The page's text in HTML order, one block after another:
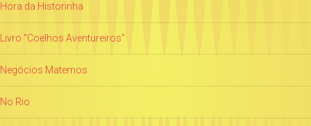
Hora da Historinha
Livro "Coelhos Aventureiros"
Negócios Maternos
No Rio